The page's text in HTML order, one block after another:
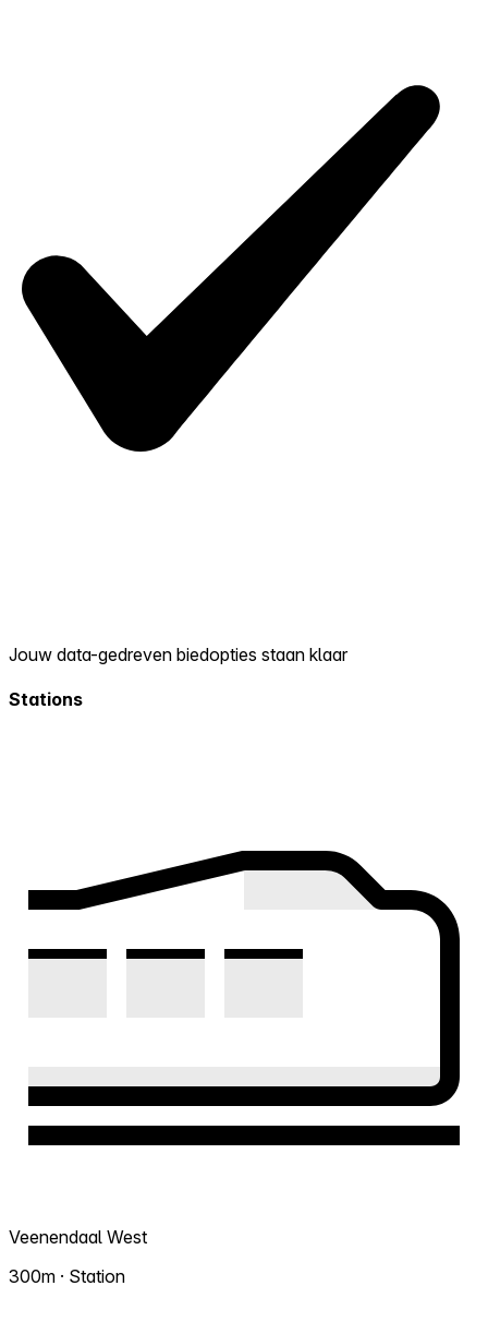
Jouw data-gedreven biedopties staan klaar
Stations
Veenendaal West
300m · Station